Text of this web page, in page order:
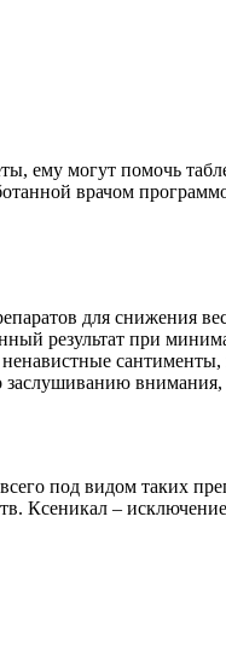
ему могут помочь
врачом
для снижения
результат при
внимания,
под видом таких
Ксеникал –